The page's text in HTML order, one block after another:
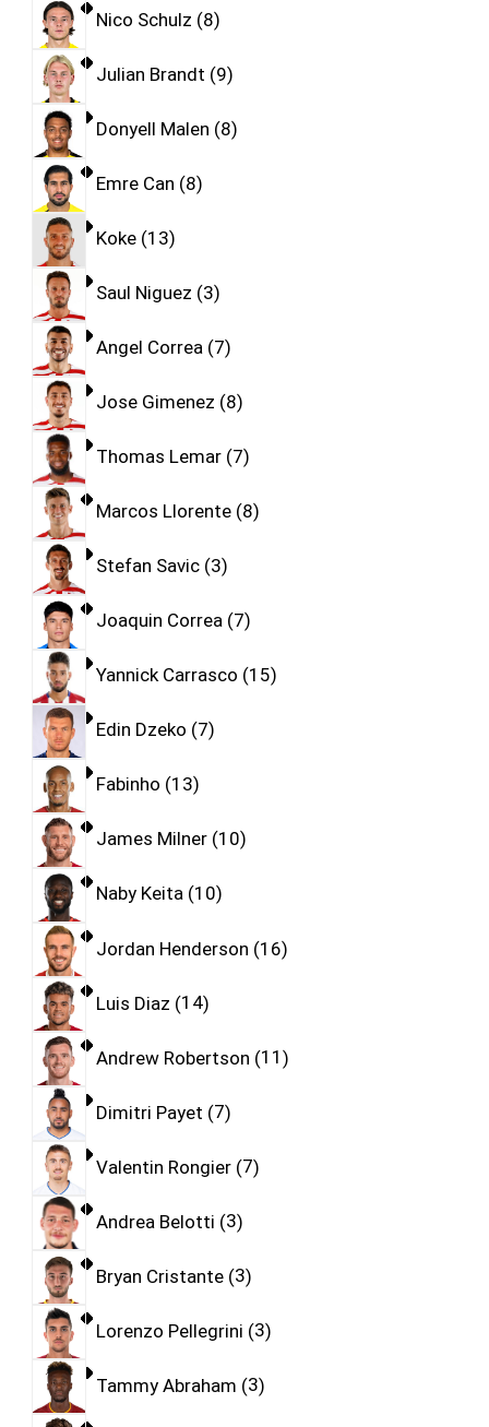
Nico Schulz 8
Julian Brandt 9
Donyell Malen 8
Emre Can 8
Koke 13
Saul Niguez 3
Angel Correa 7
Jose Gimenez 8
Thomas Lemar 7
Marcos Llorente 8
Stefan Savic 3
Joaquin Correa 7
Yannick Carrasco 15
Edin Dzeko 7
Fabinho 13
James Milner 10
Naby Keita 10
Jordan Henderson 16
Luis Diaz 14
Andrew Robertson 11
Dimitri Payet 7
Valentin Rongier 7
Andrea Belotti 3
Bryan Cristante 3
Lorenzo Pellegrini 3
Tammy Abraham 3